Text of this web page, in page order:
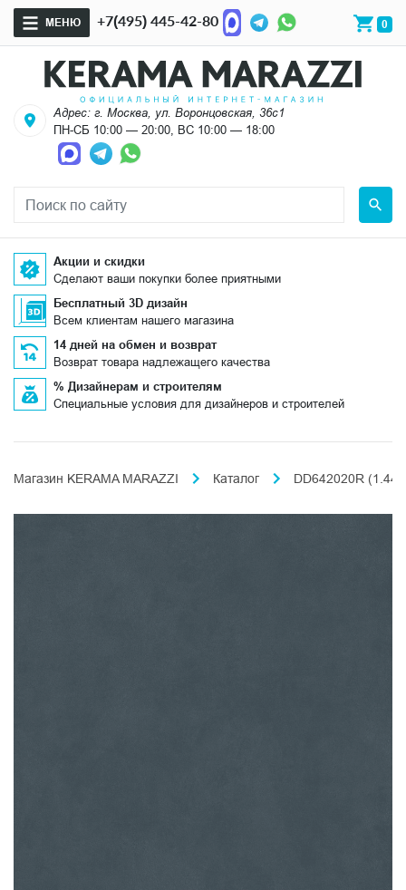
МЕНЮ +7(495) 445-42-80 0
Адрес: г. Москва, ул. Воронцовская, 36с1
ПН-СБ 10:00 — 20:00, ВС 10:00 — 18:00
Акции и скидки
Сделают ваши покупки более приятными
Бесплатный 3D дизайн
Всем клиентам нашего магазина
14 дней на обмен и возврат
Возврат товара надлежащего качества
% Дизайнерам и строителям
Специальные условия для дизайнеров и строителей
Магазин KERAMA MARAZZI Каталог DD642020R